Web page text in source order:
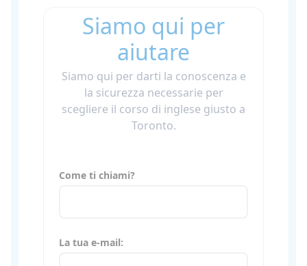
Siamo qui per
aiutare
Siamo qui per darti la conoscenza e
la sicurezza necessarie per
scegliere il corso di inglese giusto a
Toronto.
Come ti chiami?
La tua e-mail: